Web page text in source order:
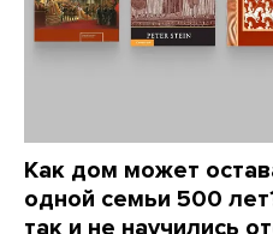
Как дом может
одной семьи 500
так и не научились